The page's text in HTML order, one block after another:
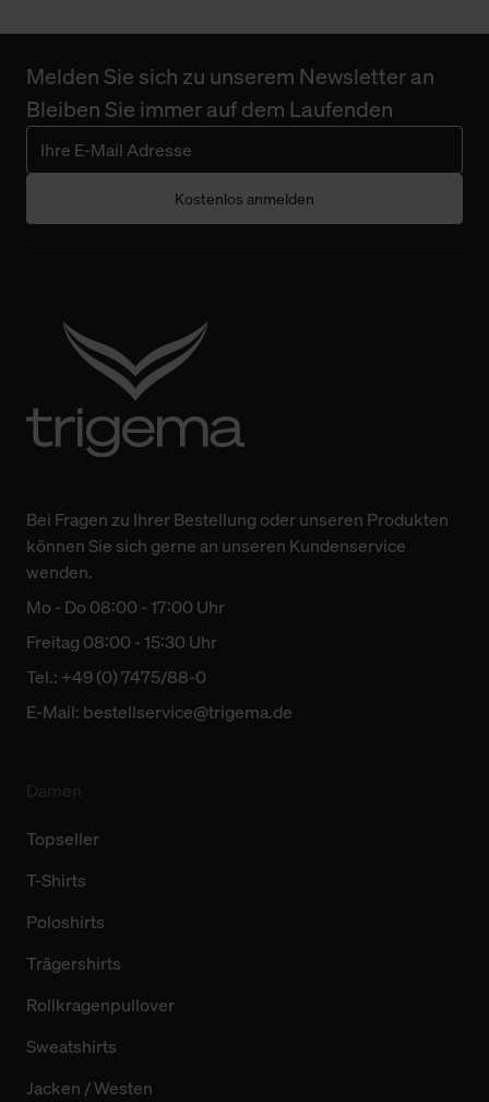
Melden Sie sich zu unserem Newsletter an
Bleiben Sie immer auf dem Laufenden
Kostenlos anmelden
Bei Fragen zu Ihrer Bestellung oder unseren Produkten
können Sie sich gerne an unseren Kundenservice
wenden.
Mo - Do 08:00 - 17:00 Uhr
Freitag 08:00 - 15:30 Uhr
Tel.: +49 (0) 7475/88-0
E-Mail: bestellservice@trigema.de
Topseller
T-Shirts
Poloshirts
Trägershirts
Rollkragenpullover
Sweatshirts
Jacken / Westen